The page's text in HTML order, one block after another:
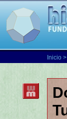
Inicio >